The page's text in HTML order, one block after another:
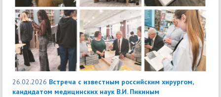
26.02.2026 Встреча с известным российским хирургом,
кандидатом медицинских наук В.И. Пикиным